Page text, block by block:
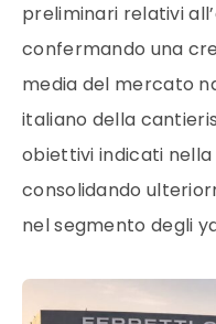
preliminari relativi
confermando una
media del mercato
italiano della
obiettivi indicati nella
consolidando
nel segmento degli